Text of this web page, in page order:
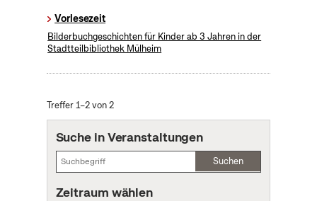
Vorlesezeit
Bilderbuchgeschichten für Kinder ab 3 Jahren in der
Stadtteilbibliothek Mülheim
Treffer 1–2 von 2
Suche in Veranstaltungen
Suchen
Zeitraum wählen